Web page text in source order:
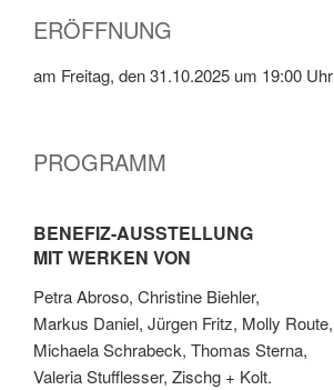
ERÖFFNUNG
am Freitag, den 31.10.2025 um 19:00 Uhr
PROGRAMM
BENEFIZ-AUSSTELLUNG
MIT WERKEN VON
Petra Abroso, Christine Biehler,
Markus Daniel, Jürgen Fritz, Molly Route,
Michaela Schrabeck, Thomas Sterna,
Valeria Stufflesser, Zischg + Kolt.